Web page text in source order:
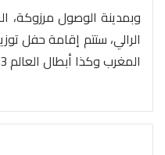
وبمدينة الوصول مرزوكة،
الرالي، ستتم إقامة حفل
المغرب وكذا أبطال العالم 2023.